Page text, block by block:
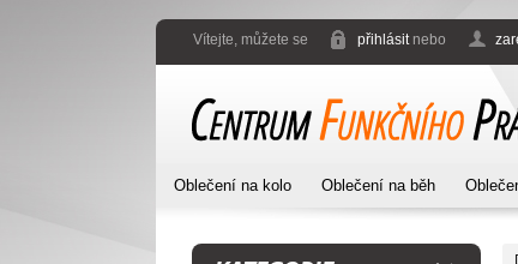
Vítejte, můžete se přihlásitnebo
Oblečení na kolo Oblečení na běh